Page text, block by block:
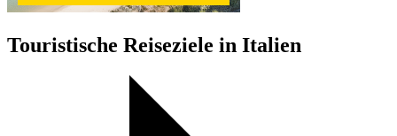
Touristische Reiseziele in Italien